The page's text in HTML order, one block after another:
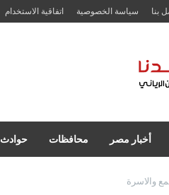
بنا سياسة الخصوصية اتفاقية الاستخدام
أخبار مصر محافظات حوادث
والاسرة